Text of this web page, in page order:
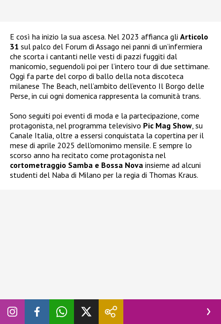
E così ha inizio la sua ascesa. Nel 2023 affianca gli Articolo
31 sul palco del Forum di Assago nei panni di un’infermiera
che scorta i cantanti nelle vesti di pazzi fuggiti dal
manicomio, seguendoli poi per l’intero tour di due settimane.
Oggi fa parte del corpo di ballo della nota discoteca
milanese The Beach, nell’ambito dell’evento Il Borgo delle
Perse, in cui ogni domenica rappresenta la comunità trans.
Sono seguiti poi eventi di moda e la partecipazione, come
protagonista, nel programma televisivo Pic Mag Show, su
Canale Italia, oltre a essersi conquistata la copertina per il
mese di aprile 2025 dell’omonimo mensile. E sempre lo
scorso anno ha recitato come protagonista nel
cortometraggio Samba e Bossa Nova insieme ad alcuni
studenti del Naba di Milano per la regia di Thomas Kraus.